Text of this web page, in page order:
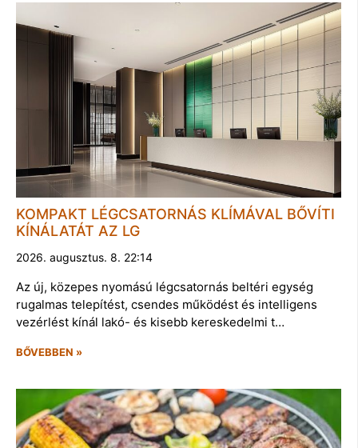
KOMPAKT LÉGCSATORNÁS KLÍMÁVAL BŐVÍTI
KÍNÁLATÁT AZ LG
2026. augusztus. 8. 22:14
Az új, közepes nyomású légcsatornás beltéri egység
rugalmas telepítést, csendes működést és intelligens
vezérlést kínál lakó- és kisebb kereskedelmi t…
BŐVEBBEN »